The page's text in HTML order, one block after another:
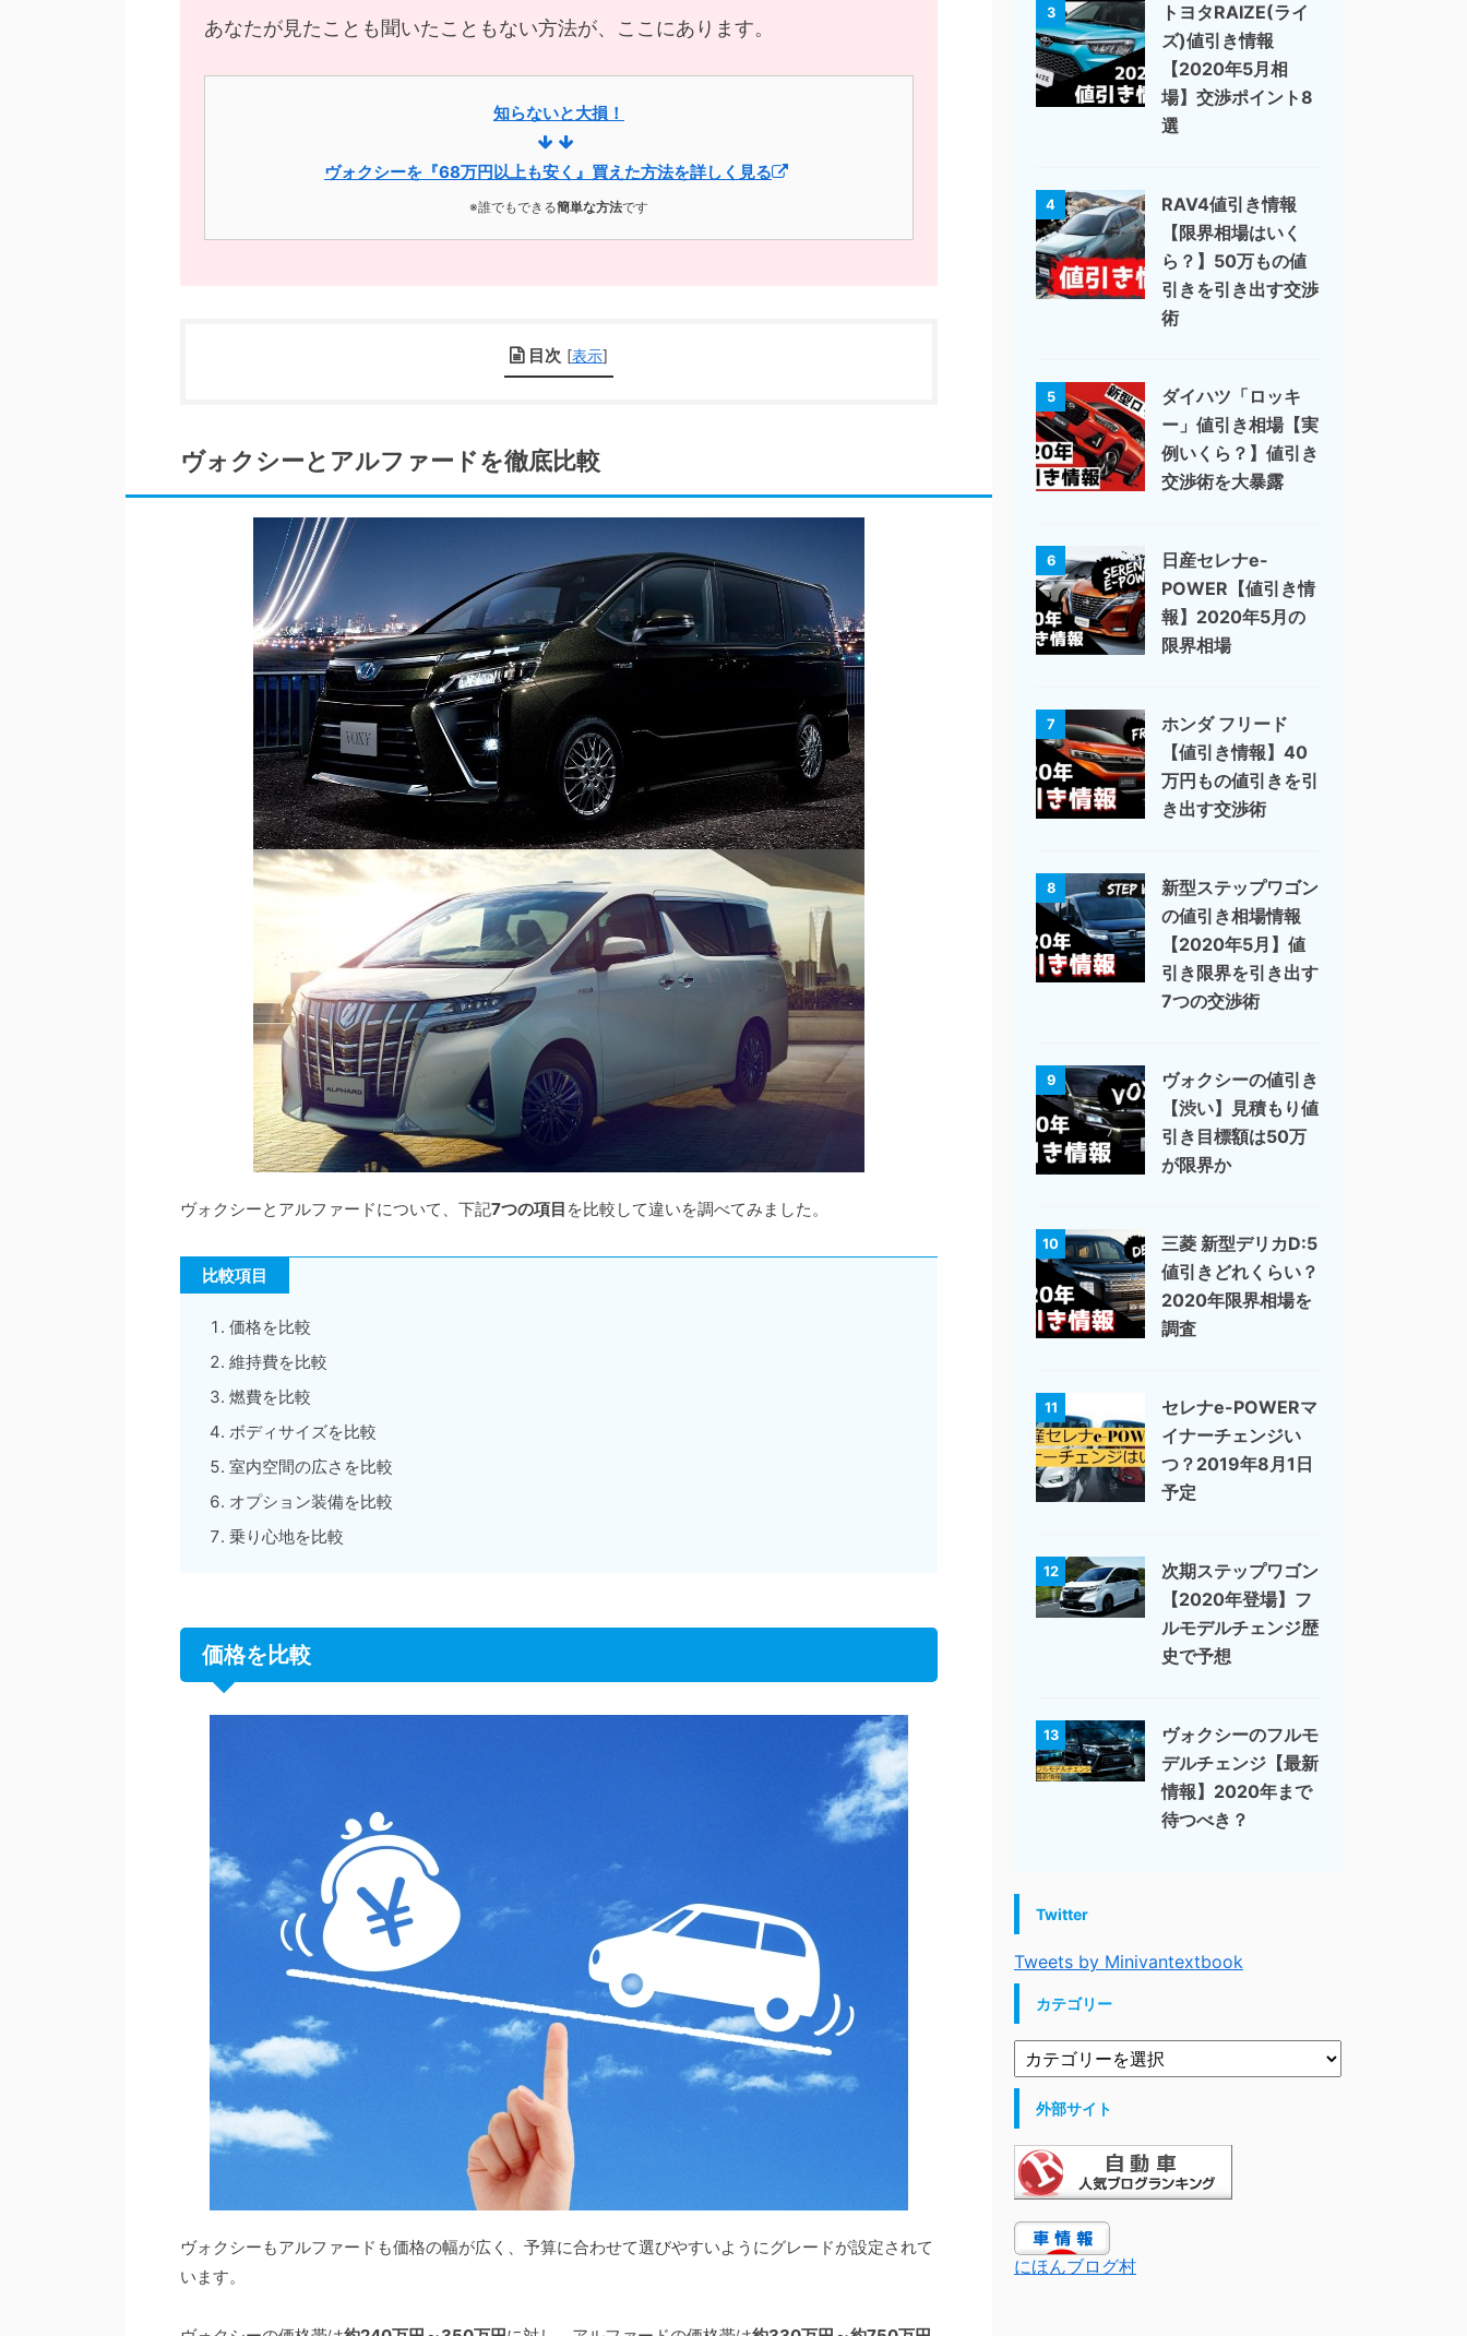
あなたが見たことも聞いたこともない方法が、ここにあります。
知らないと大損！
ヴォクシーを『68万円以上も安く』買えた方法を詳しく見る
※誰でもできる簡単な方法です
目次 [表示]
ヴォクシーとアルファードを徹底比較
ヴォクシーとアルファードについて、下記7つの項目 を比較して違いを調べてみました。
比較項目
価格を比較
維持費を比較
燃費を比較
ボディサイズを比較
室内空間の広さを比較
オプション装備を比較
乗り心地を比較
価格を比較
ヴォクシーもアルファードも価格の幅が広く、予算に合わせて選びやすいようにグレードが設定されて
います。
3
トヨタRAIZE(ライ
ズ)値引き情報
【2020年5月相
場】交渉ポイント8
選
4
RAV4値引き情報
【限界相場はいく
ら？】50万もの値
引きを引き出す交渉
術
5
ダイハツ「ロッキ
ー」値引き相場【実
例いくら？】値引き
交渉術を大暴露
6
日産セレナe-
POWER【値引き情
報】2020年5月の
限界相場
7
ホンダ フリード
【値引き情報】40
万円もの値引きを引
き出す交渉術
8
新型ステップワゴン
の値引き相場情報
【2020年5月】値
引き限界を引き出す
7つの交渉術
9
ヴォクシーの値引き
【渋い】見積もり値
引き目標額は50万
が限界か
10
三菱 新型デリカD:5
値引きどれくらい？
2020年限界相場を
調査
11
セレナe-POWERマ
イナーチェンジい
つ？2019年8月1日
予定
12
次期ステップワゴン
【2020年登場】フ
ルモデルチェンジ歴
史で予想
13
ヴォクシーのフルモ
デルチェンジ【最新
情報】2020年まで
待つべき？
Twitter
Tweets by Minivantextbook
カテゴリー
外部サイト
にほんブログ村